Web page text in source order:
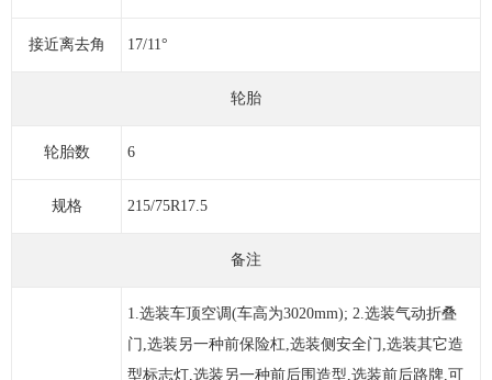
接近离去角 17/11°
轮胎
轮胎数 6
规格 215/75R17.5
备注
1.选装车顶空调(车高为3020mm); 2.选装气动折叠
门,选装另一种前保险杠,选装侧安全门,选装其它造
型标志灯,选装另一种前后围造型,选装前后路牌,可